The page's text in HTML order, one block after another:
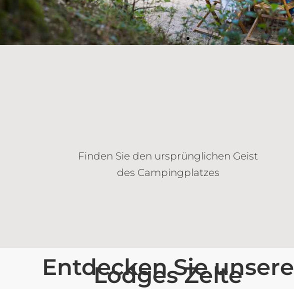
Finden Sie den ursprünglichen Geist
des Campingplatzes
Entdecken Sie unsere
Lodges Zelte